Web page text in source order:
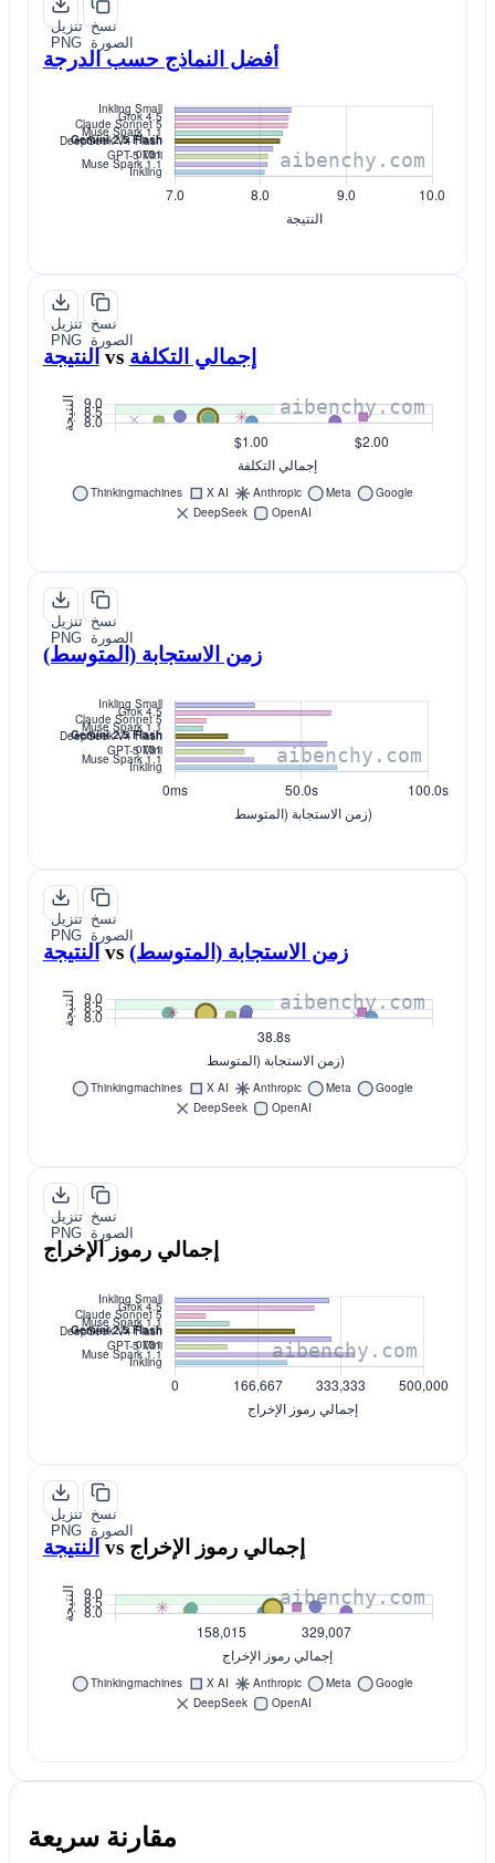
تنزيل
PNG
نسخ
الصورة
أفضل النماذج حسب الدرجة
تنزيل
PNG
نسخ
الصورة
النتيجة vs إجمالي التكلفة
تنزيل
PNG
نسخ
الصورة
زمن الاستجابة (المتوسط)
تنزيل
PNG
نسخ
الصورة
النتيجة vs زمن الاستجابة (المتوسط)
تنزيل
PNG
نسخ
الصورة
إجمالي رموز الإخراج
تنزيل
PNG
نسخ
الصورة
النتيجة vs إجمالي رموز الإخراج
مقارنة سريعة